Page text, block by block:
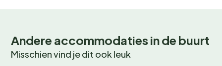
Andere accommodaties in de buurt
Misschien vind je dit ook leuk